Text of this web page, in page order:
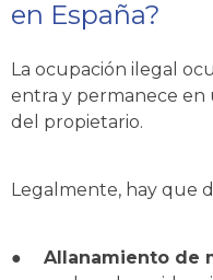
en España?
La ocupación ilegal
entra y permanece en
del propietario.
Legalmente, hay que
● Allanamiento de